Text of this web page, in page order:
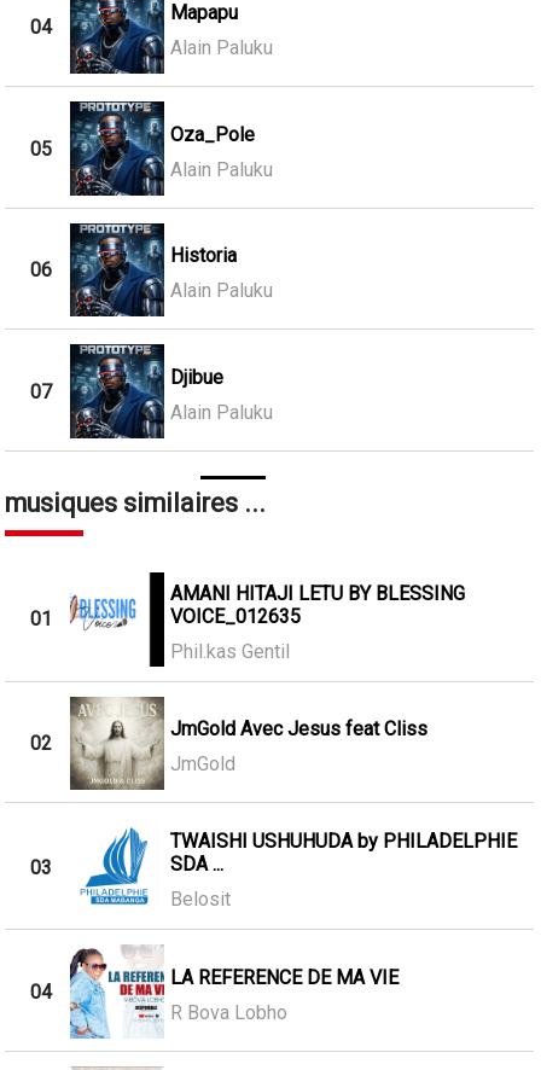
04
Mapapu
Alain Paluku
05
Oza_Pole
Alain Paluku
06
Historia
Alain Paluku
07
Djibue
Alain Paluku
musiques similaires ...
01
AMANI HITAJI LETU BY BLESSING
VOICE_012635
Phil.kas Gentil
02
JmGold Avec Jesus feat Cliss
JmGold
03
TWAISHI USHUHUDA by PHILADELPHIE
SDA ...
Belosit
04
LA REFERENCE DE MA VIE
R Bova Lobho